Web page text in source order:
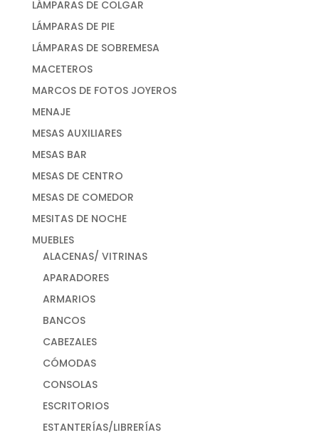
LÁMPARAS DE COLGAR
LÁMPARAS DE PIE
LÁMPARAS DE SOBREMESA
MACETEROS
MARCOS DE FOTOS JOYEROS
MENAJE
MESAS AUXILIARES
MESAS BAR
MESAS DE CENTRO
MESAS DE COMEDOR
MESITAS DE NOCHE
MUEBLES
ALACENAS/ VITRINAS
APARADORES
ARMARIOS
BANCOS
CABEZALES
CÓMODAS
CONSOLAS
ESCRITORIOS
ESTANTERÍAS/LIBRERÍAS